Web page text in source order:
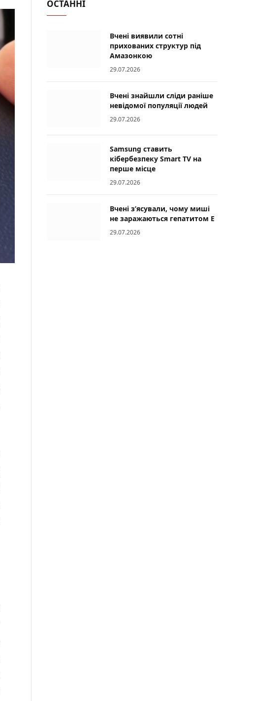
ОСТАННІ
Вчені виявили сотні
прихованих структур під
Амазонкою
29.07.2026
Вчені знайшли сліди раніше
невідомої популяції людей
29.07.2026
Samsung ставить
кібербезпеку Smart TV на
перше місце
29.07.2026
Вчені з’ясували, чому миші
не заражаються гепатитом E
29.07.2026